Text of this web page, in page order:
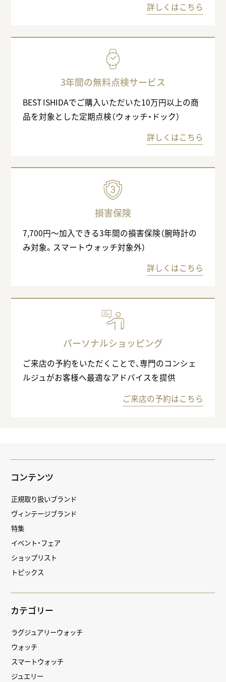
詳しくはこちら
3年間の無料点検サービス
BEST ISHIDAでご購入いただいた10万円以上の商
品を対象とした定期点検（ウォッチ・ドック）
詳しくはこちら
損害保険
7,700円〜加入できる3年間の損害保険（腕時計の
み対象。スマートウォッチ対象外）
詳しくはこちら
パーソナルショッピング
ご来店の予約をいただくことで、専門のコンシェ
ルジュがお客様へ最適なアドバイスを提供
ご来店の予約はこちら
コンテンツ
正規取り扱いブランド
ヴィンテージブランド
特集
イベント・フェア
ショップリスト
トピックス
カテゴリー
ラグジュアリーウォッチ
ウォッチ
スマートウォッチ
ジュエリー